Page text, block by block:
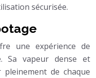
sécurisée.
une expérience de
Sa vapeur dense et
de chaque